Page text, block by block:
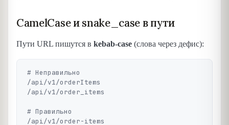
CamelCase и snake_case в пути
Пути URL пишутся в kebab-case (слова через дефис):
# Неправильно
/api/v1/orderItems
/api/v1/order_items
# Правильно